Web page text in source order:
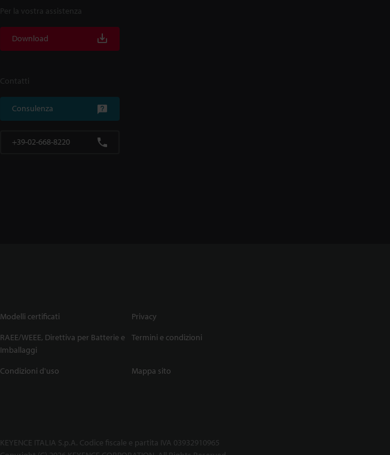
Per la vostra assistenza
Download
Contatti
Consulenza
+39-02-668-8220
Modelli certificati
Privacy
RAEE/WEEE, Direttiva per Batterie e
Imballaggi
Termini e condizioni
Condizioni d'uso Mappa sito
KEYENCE ITALIA S.p.A. Codice fiscale e partita IVA 03932910965